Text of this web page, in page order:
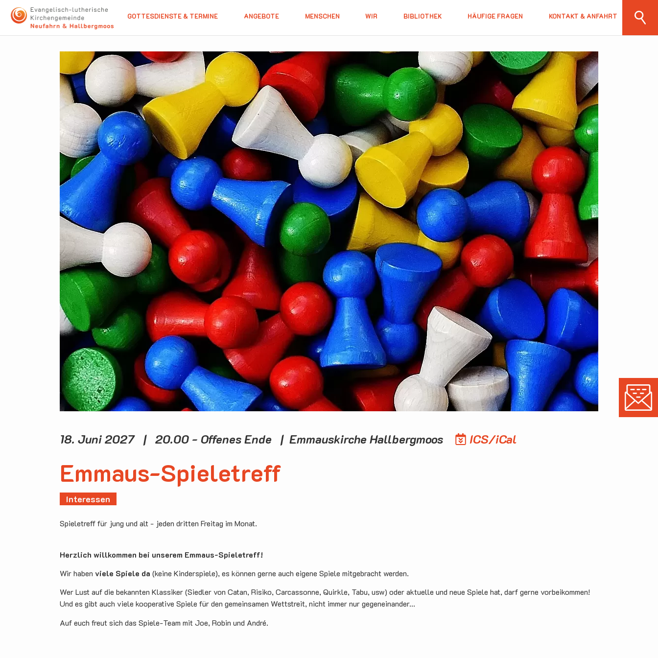
GOTTESDIENSTE & TERMINE ANGEBOTE MENSCHEN WIR BIBLIOTHEK HÄUFIGE FRAGEN KONTAKT & ANFAHRT
18. Juni 2027 | 20.00 - Offenes Ende | Emmauskirche Hallbergmoos ICS/iCal
Emmaus-Spieletreff
Interessen
Spieletreff für jung und alt - jeden dritten Freitag im Monat.
Herzlich willkommen bei unserem Emmaus-Spieletreff!
Wir haben viele Spiele da (keine Kinderspiele), es können gerne auch eigene Spiele mitgebracht werden.
Wer Lust auf die bekannten Klassiker (Siedler von Catan, Risiko, Carcassonne, Quirkle, Tabu, usw) oder aktuelle und neue Spiele hat, darf gerne vorbeikommen!
Und es gibt auch viele kooperative Spiele für den gemeinsamen Wettstreit, nicht immer nur gegeneinander...
Auf euch freut sich das Spiele-Team mit Joe, Robin und André.